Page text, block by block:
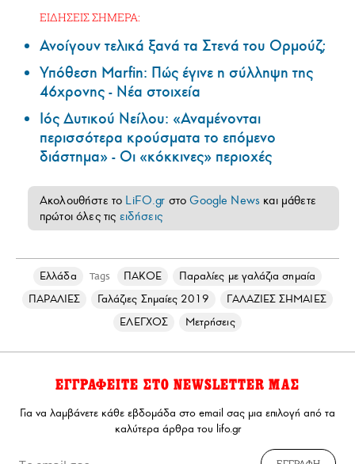
ΕΙΔΗΣΕΙΣ ΣΗΜΕΡΑ:
Ανοίγουν τελικά ξανά τα Στενά του Ορμούζ;
Υπόθεση Marfin: Πώς έγινε η σύλληψη της
46χρονης - Νέα στοιχεία
Ιός Δυτικού Νείλου: «Αναμένονται
περισσότερα κρούσματα το επόμενο
διάστημα» - Οι «κόκκινες» περιοχές
Ακολουθήστε το LiFO.gr στοGoogle News και μάθετε
πρώτοι όλες τις ειδήσεις
Ελλάδα Tags ΠΑΚΟΕ
Παραλίες με γαλάζια σημαία
ΠΑΡΑΛΙΕΣ
Γαλάζιες Σημαίες 2019
ΓΑΛΑΖΙΕΣ ΣΗΜΑΙΕΣ
ΕΛΕΓΧΟΣ
Μετρήσεις
ΕΓΓΡΑΦΕΙΤΕ ΣΤΟ NEWSLETTER ΜΑΣ
Για να λαμβάνετε κάθε εβδομάδα στο email σας μια επιλογή από τα
καλύτερα άρθρα του lifo.gr